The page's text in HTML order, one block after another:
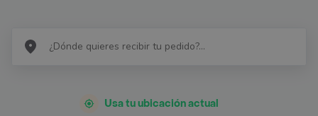
Usa tu ubicación actual